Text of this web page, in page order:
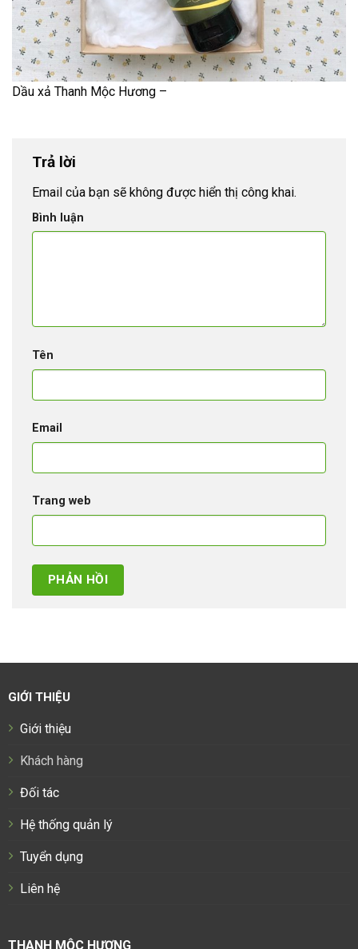
Dầu xả Thanh Mộc Hương –
Trả lời
Email của bạn sẽ không được hiển thị công khai.
Bình luận
Tên
Email
Trang web
GIỚI THIỆU
Giới thiệu
Khách hàng
Đối tác
Hệ thống quản lý
Tuyển dụng
Liên hệ
THANH MỘC HƯƠNG